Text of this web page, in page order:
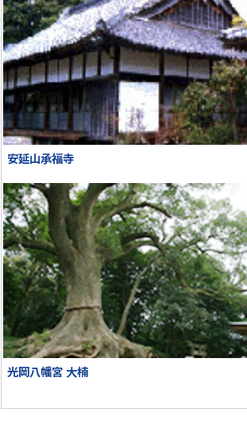
安延山承福寺
光岡八幡宮 大楠